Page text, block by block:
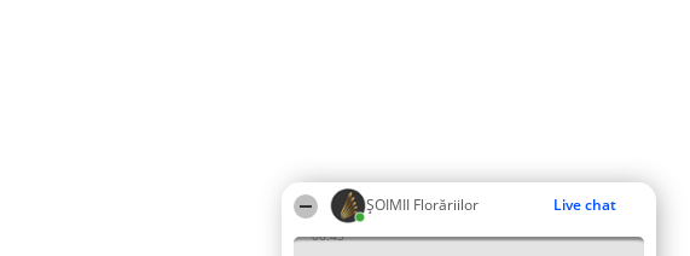
ȘOIMII Florăriilor Live chat
06:43